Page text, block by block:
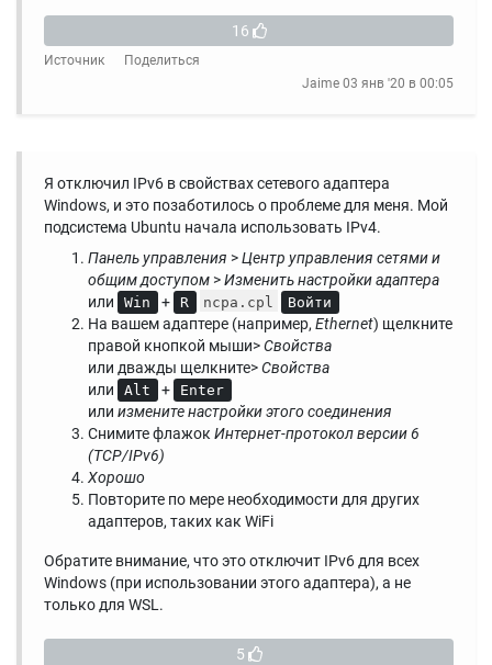
16
Источник
Поделиться
Jaime 03 янв '20 в 00:05
Я отключил IPv6 в свойствах сетевого адаптера
Windows, и это позаботилось о проблеме для меня. Мой
подсистема Ubuntu начала использовать IPv4.
Панель управления >Центр управления сетями и
общим доступом >Изменить настройки адаптера
или
Win + R ncpa.cpl Войти
На вашем адаптере (например, Ethernet) щелкните
правой кнопкой мыши>Свойства
или дважды щелкните>Свойства
или
Alt + Enter
или измените настройки этого соединения
Снимите флажокИнтернет-протокол версии 6
(TCP/IPv6)
Хорошо
Повторите по мере необходимости для других
адаптеров, таких как WiFi
Обратите внимание, что это отключит IPv6 для всех
Windows (при использовании этого адаптера), а не
только для WSL.
5